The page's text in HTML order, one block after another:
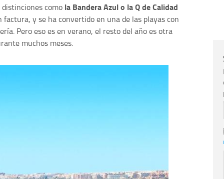
como la Bandera Azul o la Q de Calidad
y se ha convertido en una de las playas con
Pero eso es en verano, el resto del año es otra
muchos meses.